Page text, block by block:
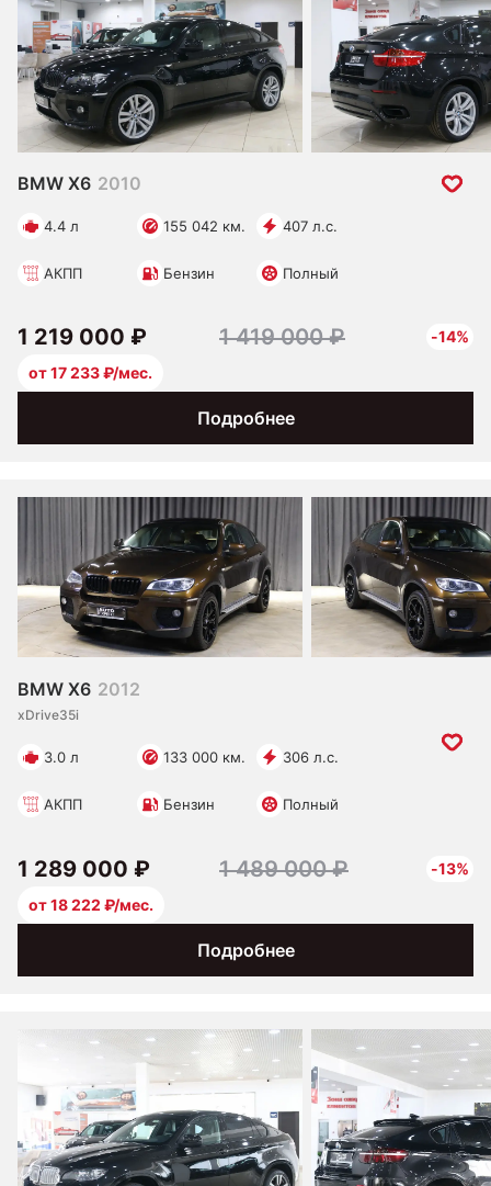
BMW X6 2010
4.4 л 155 042 км. 407 л.с.
АКПП Бензин Полный
Подробнее
1 219 000 ₽ 1 419 000 ₽
-14%
от 17 233 ₽/мес.
BMW X6 2012
xDrive35i
3.0 л 133 000 км. 306 л.с.
АКПП Бензин Полный
Подробнее
1 289 000 ₽ 1 489 000 ₽
-13%
от 18 222 ₽/мес.